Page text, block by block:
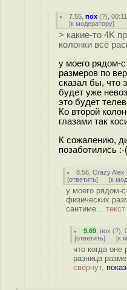
7.55 ,пох (?),
[к модератору]
> какие-то 4K
колонки всё
у моего рядом-
размеров по
сказал бы, что
будет уже
это будет
Ко второй
глазами так
К сожалению,
позаботились :-(
8.56 ,Crazy Alex
[ответить] [к
у моего рядом-
физических
сантиме...
9.69 ,пох (?),
[ответить] [к
что когда оне
разница
свёрнут,